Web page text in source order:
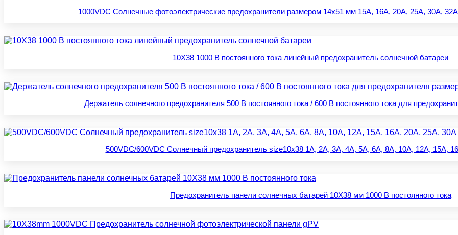
1000VDC Солнечные фотоэлектрические предохранители размером 14x51 мм 15A, 16A, 20A, 25A, 30A,
10X38 1000 В постоянного тока линейный предохранитель солнечной батареи
Держатель солнечного предохранителя 500 В постоянного тока / 600 В постоянного тока для
500VDC/600VDC Солнечный предохранитель size10x38 1A, 2A, 3A, 4A, 5A, 6A, 8A, 10A, 12A, 15A,
Предохранитель панели солнечных батарей 10X38 мм 1000 В постоянного тока